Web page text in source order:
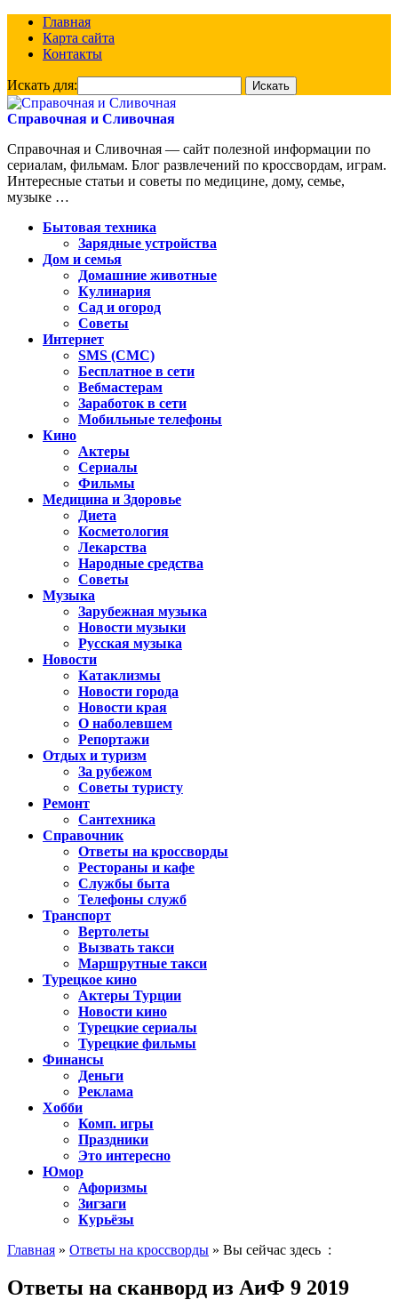
Главная
Карта сайта
Контакты
Искать для:
Справочная и Сливочная
Справочная и Сливочная — сайт полезной информации по
сериалам, фильмам. Блог развлечений по кроссвордам, играм.
Интересные статьи и советы по медицине, дому, семье,
музыке …
Бытовая техника
Зарядные устройства
Дом и семья
Домашние животные
Кулинария
Сад и огород
Советы
Интернет
SMS (СМС)
Бесплатное в сети
Вебмастерам
Заработок в сети
Мобильные телефоны
Кино
Актеры
Сериалы
Фильмы
Медицина и Здоровье
Диета
Косметология
Лекарства
Народные средства
Советы
Музыка
Зарубежная музыка
Новости музыки
Русская музыка
Новости
Катаклизмы
Новости города
Новости края
О наболевшем
Репортажи
Отдых и туризм
За рубежом
Советы туристу
Ремонт
Сантехника
Справочник
Ответы на кроссворды
Рестораны и кафе
Службы быта
Телефоны служб
Транспорт
Вертолеты
Вызвать такси
Маршрутные такси
Турецкое кино
Актеры Турции
Новости кино
Турецкие сериалы
Турецкие фильмы
Финансы
Деньги
Реклама
Хобби
Комп. игры
Праздники
Это интересно
Юмор
Афоризмы
Зигзаги
Курьёзы
Главная » Ответы на кроссворды » Вы сейчас здесь :
Ответы на сканворд из АиФ 9 2019